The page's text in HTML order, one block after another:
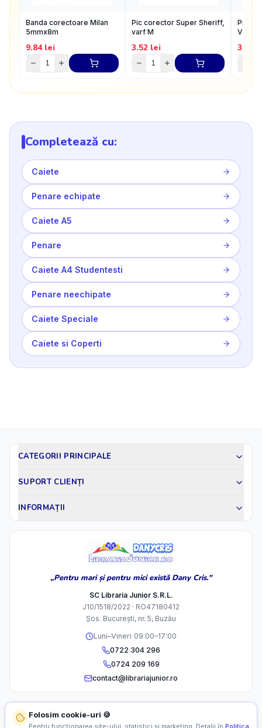
Banda corectoare Milan
5mmx8m
9.84lei
Pic corector Super Sheriff,
varf M
3.52 lei
Pic
Varf F
3.7
Completează cu:
Caiete
Penare echipate
Caiete A5
Penare
Caiete A4 Studentesti
Penare neechipate
Caiete Speciale
Caiete si Coperti
CATEGORII PRINCIPALE
SUPORT CLIENȚI
INFORMAȚII
„Pentru mari și pentru mici există Dany Cris."
SC Libraria Junior S.R.L.
J10/1518/2022 · RO47180412
Șos. București, nr. 5, Buzău
Luni–Vineri 09:00–17:00
0722 304 296
0724 209 169
contact@librariajunior.ro
Folosim cookie-uri 🍪
Pentru funcționarea site-ului, statistici și marketing. Detalii în Politica